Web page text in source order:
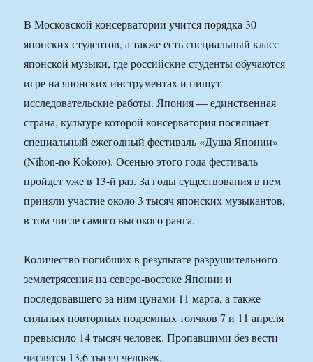
В Московской консерватории учится порядка 30
японских студентов, а также есть специальный класс
японской музыки, где российские студенты обучаются
игре на японских инструментах и пишут
исследовательские работы. Япония — единственная
страна, культуре которой консерватория посвящает
специальный ежегодный фестиваль «Душа Японии»
(Nihon-no Kokoro). Осенью этого года фестиваль
пройдет уже в 13-й раз. За годы существования в нем
приняли участие около 3 тысяч японских музыкантов,
в том числе самого высокого ранга.
Количество погибших в результате разрушительного
землетрясения на северо-востоке Японии и
последовавшего за ним цунами 11 марта, а также
сильных повторных подземных толчков 7 и 11 апреля
превысило 14 тысяч человек. Пропавшими без вести
числятся 13,6 тысяч человек.